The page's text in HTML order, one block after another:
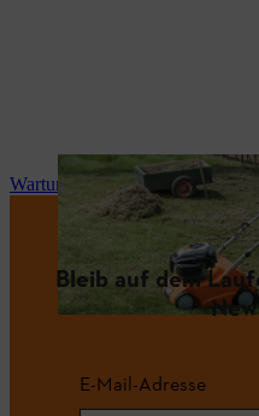
Wartung und Reparatur
Bleib auf dem
E-Mail-Adresse